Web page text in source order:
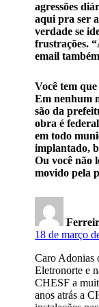
agressões
aqui pra ser
verdade se
frustrações.
email
Você tem
Em nenhum
são da
obra é
em todo
implantado,
Ou você não
movido pela
18 de março
Caro Adonias
Eletronorte e
CHESF a
anos atrás a